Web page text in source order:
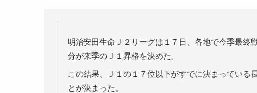
明治安田生命Ｊ２リーグは１７日、各地で今季最終
分が来季のＪ１昇格を決めた。
この結果、Ｊ１の１７位以下がすでに決まっている
とが決まった。